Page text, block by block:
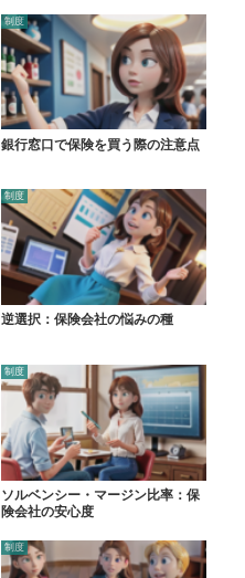
制度
銀行窓口で保険を買う際の注意点
制度
逆選択：保険会社の悩みの種
制度
ソルベンシー・マージン比率：保
険会社の安心度
制度